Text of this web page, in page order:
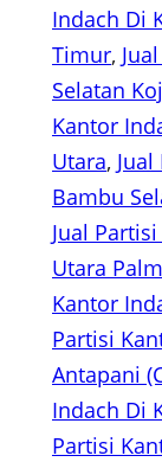
Indach Di
Timur,
Selatan
Kantor
Utara,
Bambu
Jual
Utara
Kantor
Partisi
Antapani
Indach Di
Partisi